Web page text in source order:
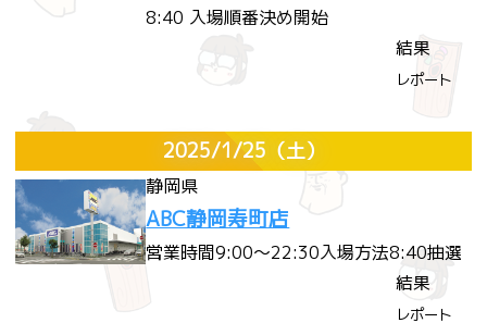
8:40 入場順番決め開始
結果
レポート
2025/1/25 （土）
静岡県
ABC静岡寿町店
営業時間9:00～22:30入場方法8:40抽選
結果
レポート